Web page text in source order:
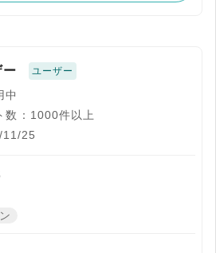
ー ユーザー
中
数：1000件以上
11/25